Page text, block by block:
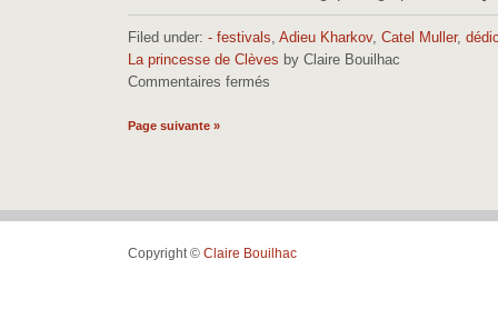
Filed under: - festivals, Adieu Kharkov, Catel Muller,
La princesse de Clèves by Claire Bouilhac
Commentaires fermés
Page suivante »
Copyright © Claire Bouilhac